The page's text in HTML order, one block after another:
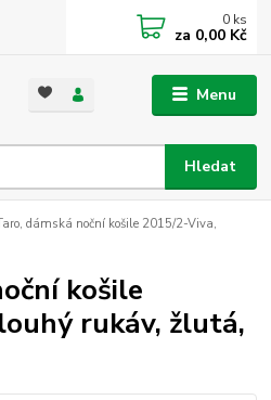
Menu
Hledat
0 ks
za 0,00 Kč
dámská noční košile 2015/2-Viva,
košile
rukáv, žlutá,